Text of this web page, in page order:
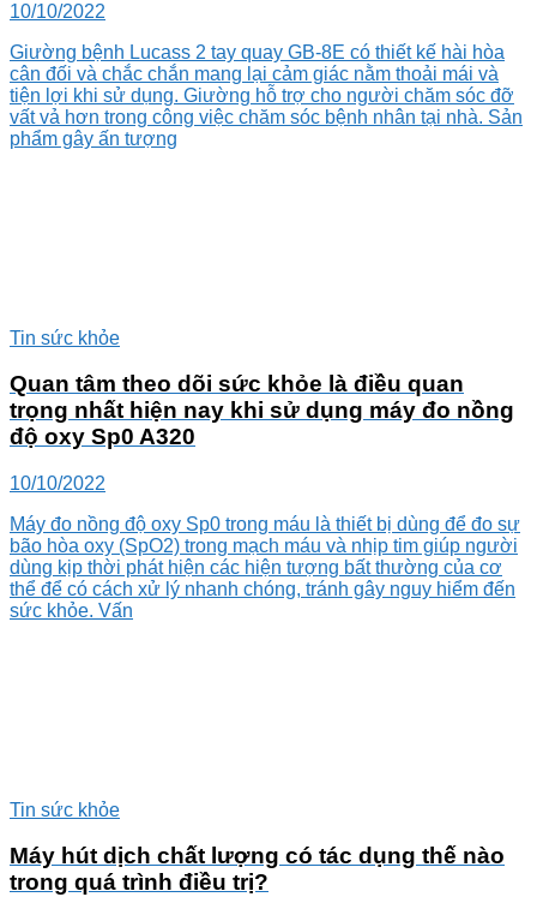
10/10/2022
Giường bệnh Lucass 2 tay quay GB-8E có thiết kế hài hòa
cân đối và chắc chắn mang lại cảm giác nằm thoải mái và
tiện lợi khi sử dụng. Giường hỗ trợ cho người chăm sóc đỡ
vất vả hơn trong công việc chăm sóc bệnh nhân tại nhà. Sản
phẩm gây ấn tượng
Tin sức khỏe
Quan tâm theo dõi sức khỏe là điều quan
trọng nhất hiện nay khi sử dụng máy đo nồng
độ oxy Sp0 A320
10/10/2022
Máy đo nồng độ oxy Sp0 trong máu là thiết bị dùng để đo sự
bão hòa oxy (SpO2) trong mạch máu và nhịp tim giúp người
dùng kịp thời phát hiện các hiện tượng bất thường của cơ
thể để có cách xử lý nhanh chóng, tránh gây nguy hiểm đến
sức khỏe. Vấn
Tin sức khỏe
Máy hút dịch chất lượng có tác dụng thế nào
trong quá trình điều trị?